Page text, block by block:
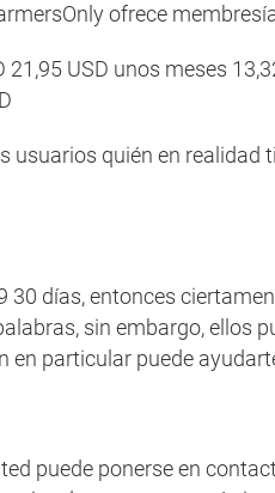
ofrece
USD unos meses
usuarios quién en
días, entonces
sin embargo, ellos
particular puede
puede ponerse en